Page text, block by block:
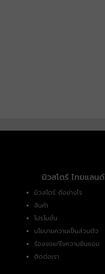
มิวสโตร์ ไทยแลนด์
มิวสโตร์ ดีอย่างไร
สินค้า
โปรโมชั่น
นโยบายความเป็นส่วนตัว
ร้องขอแก้ไขความยินยอม
ติดต่อเรา